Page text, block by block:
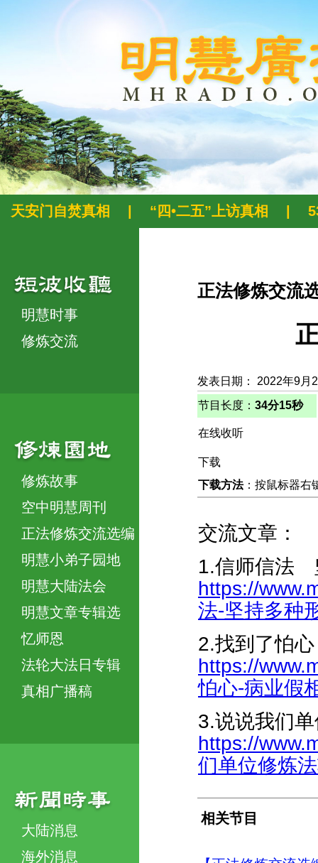
天安门自焚真相 “四•二五”上访真相
明慧时事
修炼交流
修炼故事
空中明慧周刊
正法修炼交流选编
明慧小弟子园地
明慧大陆法会
明慧文章专辑选
忆师恩
法轮大法日专辑
真相广播稿
大陆消息
海外消息
正法修炼交流
发表日期： 2022年9月
节目长度： 34分15秒
在线收听
下载
下载方法：按鼠标器右
交流文章：
1.信师信法
https://
法-坚持多种
2.找到了怕
https://
怕心-病业假
3.说说我们
https://
们单位修炼
相关节目